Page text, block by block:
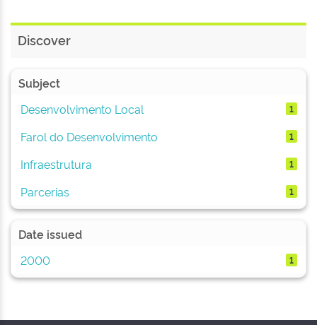
Discover
Subject
Desenvolvimento Local
1
Farol do Desenvolvimento 1
Infraestrutura 1
Parcerias 1
Date issued
2000
1